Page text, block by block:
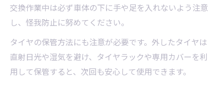
交換作業中は必ず車体の下に手や足を入れないよう注意
し、怪我防止に努めてください。
タイヤの保管方法にも注意が必要です。外したタイヤは
直射日光や湿気を避け、タイヤラックや専用カバーを利
用して保管すると、次回も安心して使用できます。